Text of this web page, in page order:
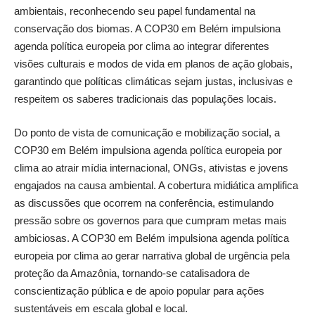
ambientais, reconhecendo seu papel fundamental na
conservação dos biomas. A COP30 em Belém impulsiona
agenda política europeia por clima ao integrar diferentes
visões culturais e modos de vida em planos de ação globais,
garantindo que políticas climáticas sejam justas, inclusivas e
respeitem os saberes tradicionais das populações locais.
Do ponto de vista de comunicação e mobilização social, a
COP30 em Belém impulsiona agenda política europeia por
clima ao atrair mídia internacional, ONGs, ativistas e jovens
engajados na causa ambiental. A cobertura midiática amplifica
as discussões que ocorrem na conferência, estimulando
pressão sobre os governos para que cumpram metas mais
ambiciosas. A COP30 em Belém impulsiona agenda política
europeia por clima ao gerar narrativa global de urgência pela
proteção da Amazônia, tornando-se catalisadora de
conscientização pública e de apoio popular para ações
sustentáveis em escala global e local.